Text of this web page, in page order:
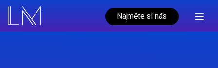
Najměte si nás